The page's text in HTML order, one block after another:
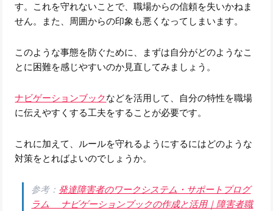
す。これを守れないことで、職場からの信頼を失いかねま
せん。また、周囲からの印象も悪くなってしまいます。
このような事態を防ぐために、まずは自分がどのようなこ
とに困難を感じやすいのか見直してみましょう。
ナビゲーションブックなどを活用して、自分の特性を職場
に伝えやすくする工夫をすることが必要です。
これに加えて、ルールを守れるようにするにはどのような
対策をとればよいのでしょうか。
参考： 発達障害者のワークシステム・サポートプログ
ラム ナビゲーションブックの作成と活用｜障害者職